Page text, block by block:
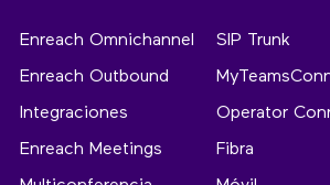
Enreach Omnichannel
Enreach Outbound
Integraciones
Enreach Meetings
SIP Trunk
Operator
Fibra